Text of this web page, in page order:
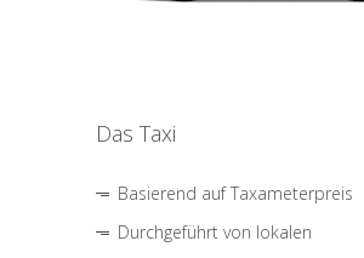
Das Taxi
Basierend auf Taxameterpreis
Durchgeführt von lokalen